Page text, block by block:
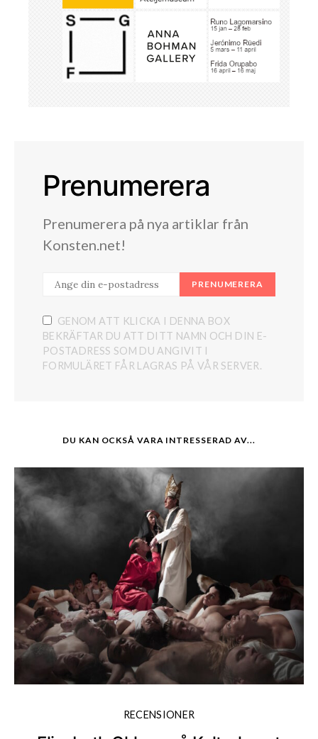
Prenumerera
Prenumerera på nya artiklar från
Konsten.net!
PRENUMERERA
GENOM ATT KLICKA I DENNA BOX
BEKRÄFTAR DU ATT DITT NAMN OCH DIN E-
POSTADRESS SOM DU ANGIVIT I
FORMULÄRET FÅR LAGRAS PÅ VÅR SERVER.
DU KAN OCKSÅ VARA INTRESSERAD AV...
RECENSIONER